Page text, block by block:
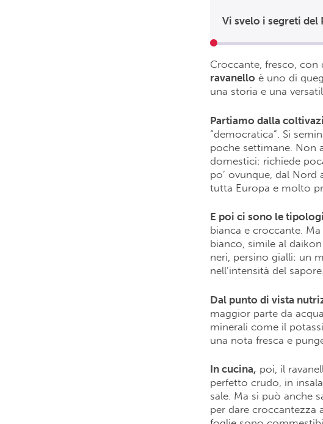
Vi svelo i segreti del
Croccante, fresco,
ravanello è uno di
una storia e una
Partiamo dalla
“democratica”. Si
poche settimane. Non
domestici: richiede
po’ ovunque, dal
tutta Europa e molto
E poi ci sono le
bianca e croccante.
bianco, simile al
neri, persino gialli: un
nell’intensità del sapore.
Dal punto di vista
maggior parte da
minerali come il
una nota fresca e
In cucina, poi, il
perfetto crudo, in
sale. Ma si può anche
per dare croccantezza